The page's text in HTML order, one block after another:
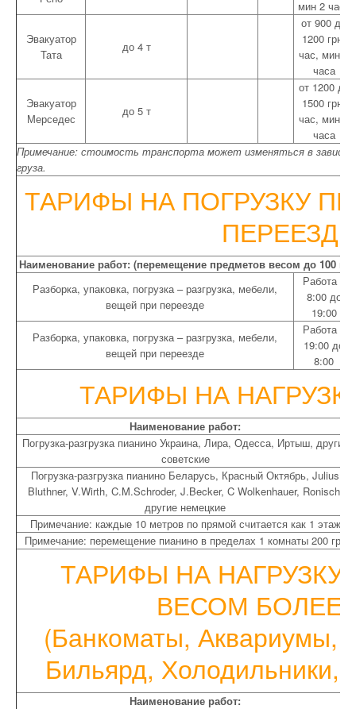
мин 2 часа
Эвакуатор
Тата
до 4 т
от 900 до
1200 грн/
час, мин 3
часа
Эвакуатор
Мерседес
до 5 т
от 1200 до
1500 грн/
час, мин 3
часа
Примечание: стоимость транспорта может изменяться в
груза.
ТАРИФЫ НА ПОГРУЗКУ
ПЕРЕЕЗДЕ
Наименование работ: (перемещение предметов весом до 100 кг)
Разборка, упаковка, погрузка – разгрузка, мебели,
вещей при переезде
Работа с
8:00 до
19:00
Разборка, упаковка, погрузка – разгрузка, мебели,
вещей при переезде
Работа с
19:00 до
8:00
ТАРИФЫ НА
Наименование работ:
Погрузка-разгрузка пианино Украина, Лира, Одесса, Иртыш, другие
советские
Погрузка-разгрузка пианино Беларусь, Красный Октябрь, Julius
Bluthner, V.Wirth, C.M.Schroder, J.Becker, C Wolkenhauer, Ronisch,
другие немецкие
Примечание: каждые 10 метров по прямой считается как 1 этаж
Примечание: перемещение пианино в пределах 1 комнаты 200 грн
ТАРИФЫ НА
ВЕСОМ БОЛЕЕ
(Банкоматы, Аквариумы,
Бильярд, Холодильники,
Наименование работ: